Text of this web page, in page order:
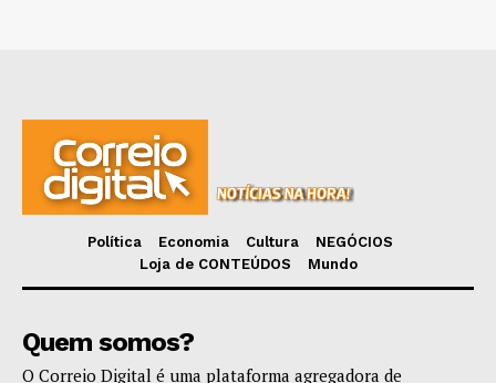
Política Economia Cultura
NEGÓCIOS
Loja de CONTEÚDOS
Mundo
Quem somos?
O Correio Digital é uma plataforma agregadora de